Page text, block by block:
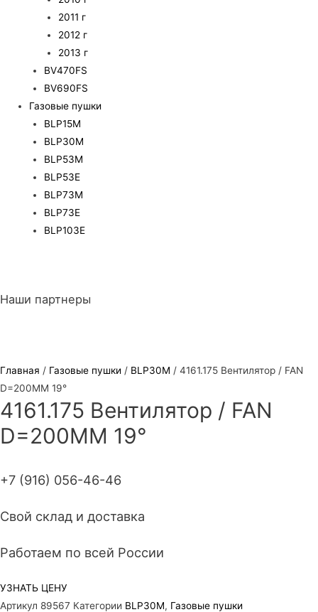
2011 г
2012 г
2013 г
BV470FS
BV690FS
Газовые пушки
BLP15M
BLP30M
BLP53M
BLP53E
BLP73M
BLP73E
BLP103E
Наши партнеры
Главная / Газовые пушки / BLP30M / 4161.175 Вентилятор / FAN
D=200MM 19°
4161.175 Вентилятор / FAN
D=200MM 19°
+7 (916) 056-46-46
Свой склад и доставка
Работаем по всей России
УЗНАТЬ ЦЕНУ
Артикул 89567 Категории BLP30M, Газовые пушки